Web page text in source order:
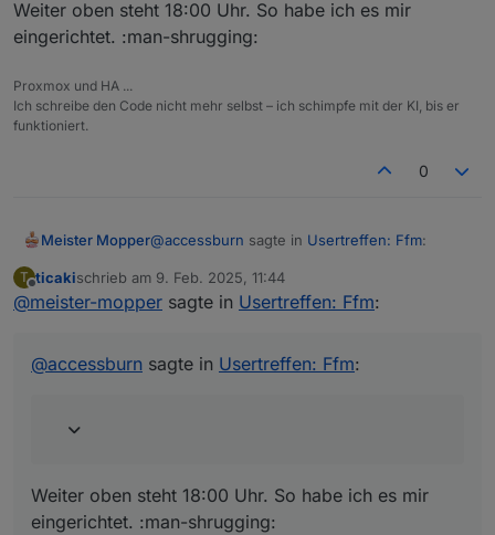
Weiter oben steht 18:00 Uhr. So habe ich es mir
eingerichtet. :man-shrugging:
Proxmox und HA ...
Ich schreibe den Code nicht mehr selbst – ich schimpfe mit der KI, bis er
funktioniert.
0
Meister Mopper@accessburn sagte in Usertreffen: Ffm:
Reminder für heute (09.02.) 16 Uhr
Meeting link:
https://teams.live.com/meet/9321
mir eingerichtet. :man-shrugging:
T
Offline
ticakischrieb am 9. Feb. 2025, 11:44
zuletzt editiert von
@meister-mopper sagte in Usertreffen: Ffm:
@accessburn sagte in Usertreffen: Ffm:
Weiter oben steht 18:00 Uhr. So habe ich es mir
eingerichtet. :man-shrugging: